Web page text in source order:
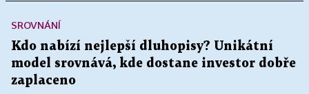
SROVNÁNÍ
Kdo nabízí nejlepší dluhopisy? Unikátní
model srovnává, kde dostane investor dobře
zaplaceno